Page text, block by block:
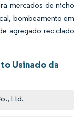
mercados de nicho
bombeamento em
agregado reciclado
Usinado da
Ltd.